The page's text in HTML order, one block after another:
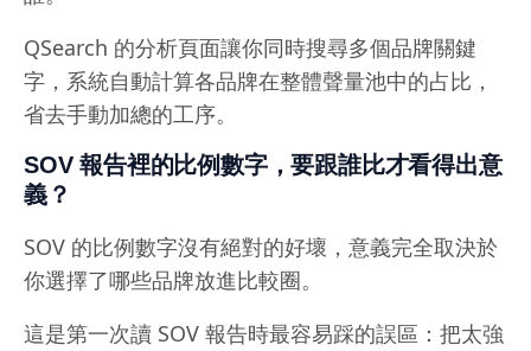
QSearch 的分析頁面讓你同時搜尋多個品牌關鍵
字，系統自動計算各品牌在整體聲量池中的占比，
省去手動加總的工序。
SOV 報告裡的比例數字，要跟誰比才看得出意
義？
SOV 的比例數字沒有絕對的好壞，意義完全取決於
你選擇了哪些品牌放進比較圈。
這是第一次讀 SOV 報告時最容易踩的誤區：把太強